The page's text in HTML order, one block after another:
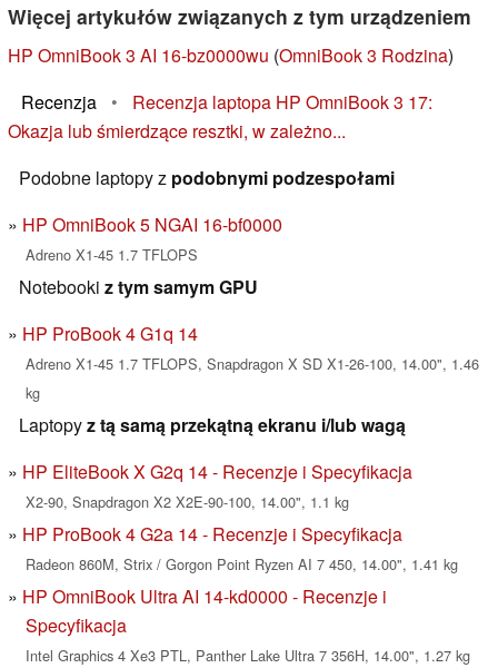
Więcej artykułów związanych z tym urządzeniem
HP OmniBook 3 AI 16-bz0000wu (OmniBook 3 Rodzina)
Recenzja
•
Recenzja laptopa HP OmniBook 3 17:
Okazja lub śmierdzące resztki, w zależno...
Podobne laptopy z podobnymi podzespołami
HP OmniBook 5 NGAI 16-bf0000
Adreno X1-45 1.7 TFLOPS
Notebooki z tym samym GPU
HP ProBook 4 G1q 14
Adreno X1-45 1.7 TFLOPS, Snapdragon X SD X1-26-100, 14.00", 1.46
kg
Laptopyz tą samą przekątną ekranu i/lub wagą
HP EliteBook X G2q 14 - Recenzje i Specyfikacja
X2-90, Snapdragon X2 X2E-90-100, 14.00", 1.1 kg
HP ProBook 4 G2a 14 - Recenzje i Specyfikacja
Radeon 860M, Strix / Gorgon Point Ryzen AI 7 450, 14.00", 1.41 kg
HP OmniBook Ultra AI 14-kd0000 - Recenzje i
Specyfikacja
Intel Graphics 4 Xe3 PTL, Panther Lake Ultra 7 356H, 14.00", 1.27 kg